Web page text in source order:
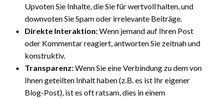
Upvoten Sie Inhalte, die Sie für wertvoll halten, und
downvoten Sie Spam oder irrelevante Beiträge.
Direkte Interaktion:Wenn jemand auf Ihren Post
oder Kommentar reagiert, antworten Sie zeitnah und
konstruktiv.
Transparenz:Wenn Sie eine Verbindung zu dem von
Ihnen geteilten Inhalt haben (z.B. es ist Ihr eigener
Blog-Post), ist es oft ratsam, dies in einem